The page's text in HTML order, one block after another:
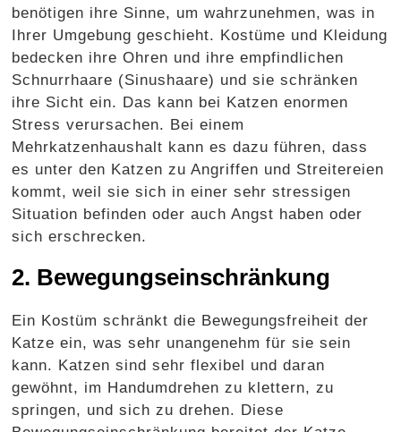
benötigen ihre Sinne, um wahrzunehmen, was in
Ihrer Umgebung geschieht. Kostüme und Kleidung
bedecken ihre Ohren und ihre empfindlichen
Schnurrhaare (Sinushaare) und sie schränken
ihre Sicht ein. Das kann bei Katzen enormen
Stress verursachen. Bei einem
Mehrkatzenhaushalt kann es dazu führen, dass
es unter den Katzen zu Angriffen und Streitereien
kommt, weil sie sich in einer sehr stressigen
Situation befinden oder auch Angst haben oder
sich erschrecken.
2. Bewegungseinschränkung
Ein Kostüm schränkt die Bewegungsfreiheit der
Katze ein, was sehr unangenehm für sie sein
kann. Katzen sind sehr flexibel und daran
gewöhnt, im Handumdrehen zu klettern, zu
springen, und sich zu drehen. Diese